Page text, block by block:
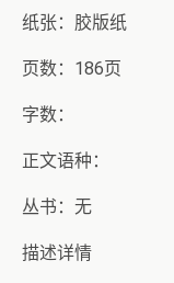
纸张：胶版纸
页数：186页
字数：
正文语种：
丛书：无
描述详情